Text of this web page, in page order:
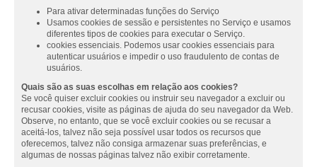
Para ativar determinadas funções do Serviço
Usamos cookies de sessão e persistentes no Serviço e usamos
diferentes tipos de cookies para executar o Serviço.
cookies essenciais. Podemos usar cookies essenciais para
autenticar usuários e impedir o uso fraudulento de contas de
usuários.
Quais são as suas escolhas em relação aos cookies?
Se você quiser excluir cookies ou instruir seu navegador a excluir ou
recusar cookies, visite as páginas de ajuda do seu navegador da Web.
Observe, no entanto, que se você excluir cookies ou se recusar a
aceitá-los, talvez não seja possível usar todos os recursos que
oferecemos, talvez não consiga armazenar suas preferências, e
algumas de nossas páginas talvez não exibir corretamente.